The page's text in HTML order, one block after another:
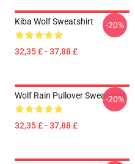
Kiba Wolf Sweatshirt
32,35 £ - 37,88 £
-20%
Wolf Rain Pullover Sweatshirt
32,35 £ - 37,88 £
-20%